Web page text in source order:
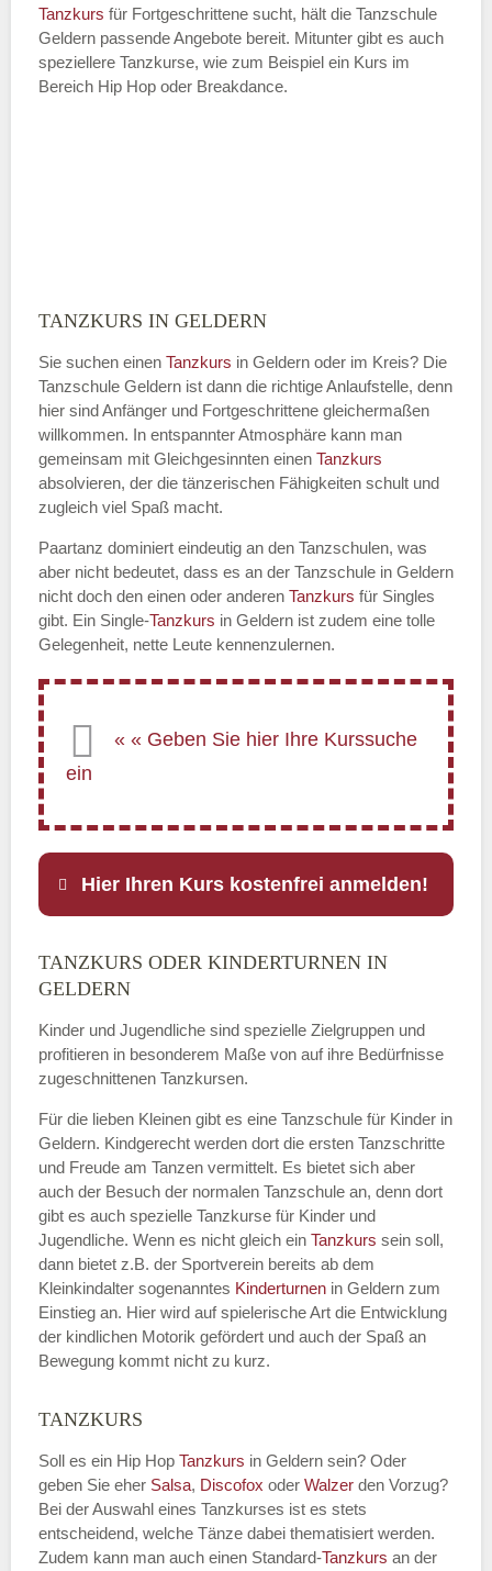
Tanzkurs für Fortgeschrittene sucht, hält die Tanzschule
Geldern passende Angebote bereit. Mitunter gibt es auch
speziellere Tanzkurse, wie zum Beispiel ein Kurs im
Bereich Hip Hop oder Breakdance.
TANZKURS IN GELDERN
Sie suchen einen Tanzkurs in Geldern oder im Kreis? Die
Tanzschule Geldern ist dann die richtige Anlaufstelle, denn
hier sind Anfänger und Fortgeschrittene gleichermaßen
willkommen. In entspannter Atmosphäre kann man
gemeinsam mit Gleichgesinnten einen Tanzkurs
absolvieren, der die tänzerischen Fähigkeiten schult und
zugleich viel Spaß macht.
Paartanz dominiert eindeutig an den Tanzschulen, was
aber nicht bedeutet, dass es an der Tanzschule in Geldern
nicht doch den einen oder anderen Tanzkurs für Singles
gibt. Ein Single-Tanzkurs in Geldern ist zudem eine tolle
Gelegenheit, nette Leute kennenzulernen.
Hier Ihren Kurs kostenfrei anmelden!
E-Mail*
Name der Tanzschule
Kontakt E-Mail
Name des Tanzkurs*
TANZKURS ODER KINDERTURNEN IN
GELDERN
Kinder und Jugendliche sind spezielle Zielgruppen und
profitieren in besonderem Maße von auf ihre Bedürfnisse
zugeschnittenen Tanzkursen.
Für die lieben Kleinen gibt es eine Tanzschule für Kinder in
Geldern. Kindgerecht werden dort die ersten Tanzschritte
und Freude am Tanzen vermittelt. Es bietet sich aber
auch der Besuch der normalen Tanzschule an, denn dort
gibt es auch spezielle Tanzkurse für Kinder und
Jugendliche. Wenn es nicht gleich ein Tanzkurs sein soll,
dann bietet z.B. der Sportverein bereits ab dem
Kleinkindalter sogenanntes Kinderturnen in Geldern zum
Einstieg an. Hier wird auf spielerische Art die Entwicklung
der kindlichen Motorik gefördert und auch der Spaß an
Bewegung kommt nicht zu kurz.
TANZKURS
Soll es ein Hip Hop Tanzkurs in Geldern sein? Oder
geben Sie eher Salsa, Discofox oder Walzer den Vorzug?
Bei der Auswahl eines Tanzkurses ist es stets
entscheidend, welche Tänze dabei thematisiert werden.
Zudem kann man auch einen Standard-Tanzkurs an der